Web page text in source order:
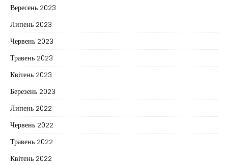
Вересень 2023
Липень 2023
Червень 2023
Травень 2023
Квітень 2023
Березень 2023
Липень 2022
Червень 2022
Травень 2022
Квітень 2022